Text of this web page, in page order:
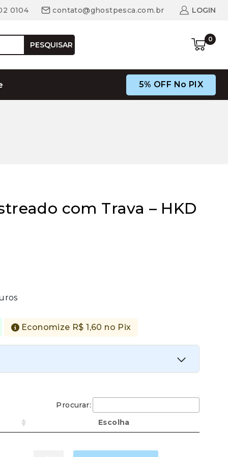
0104 contato@ghostpesca.com.br LOGIN
PESQUISAR
0
5% OFF No PIX
com Trava – HKD
Economize R$1,60 no Pix
Procurar:
Escolha